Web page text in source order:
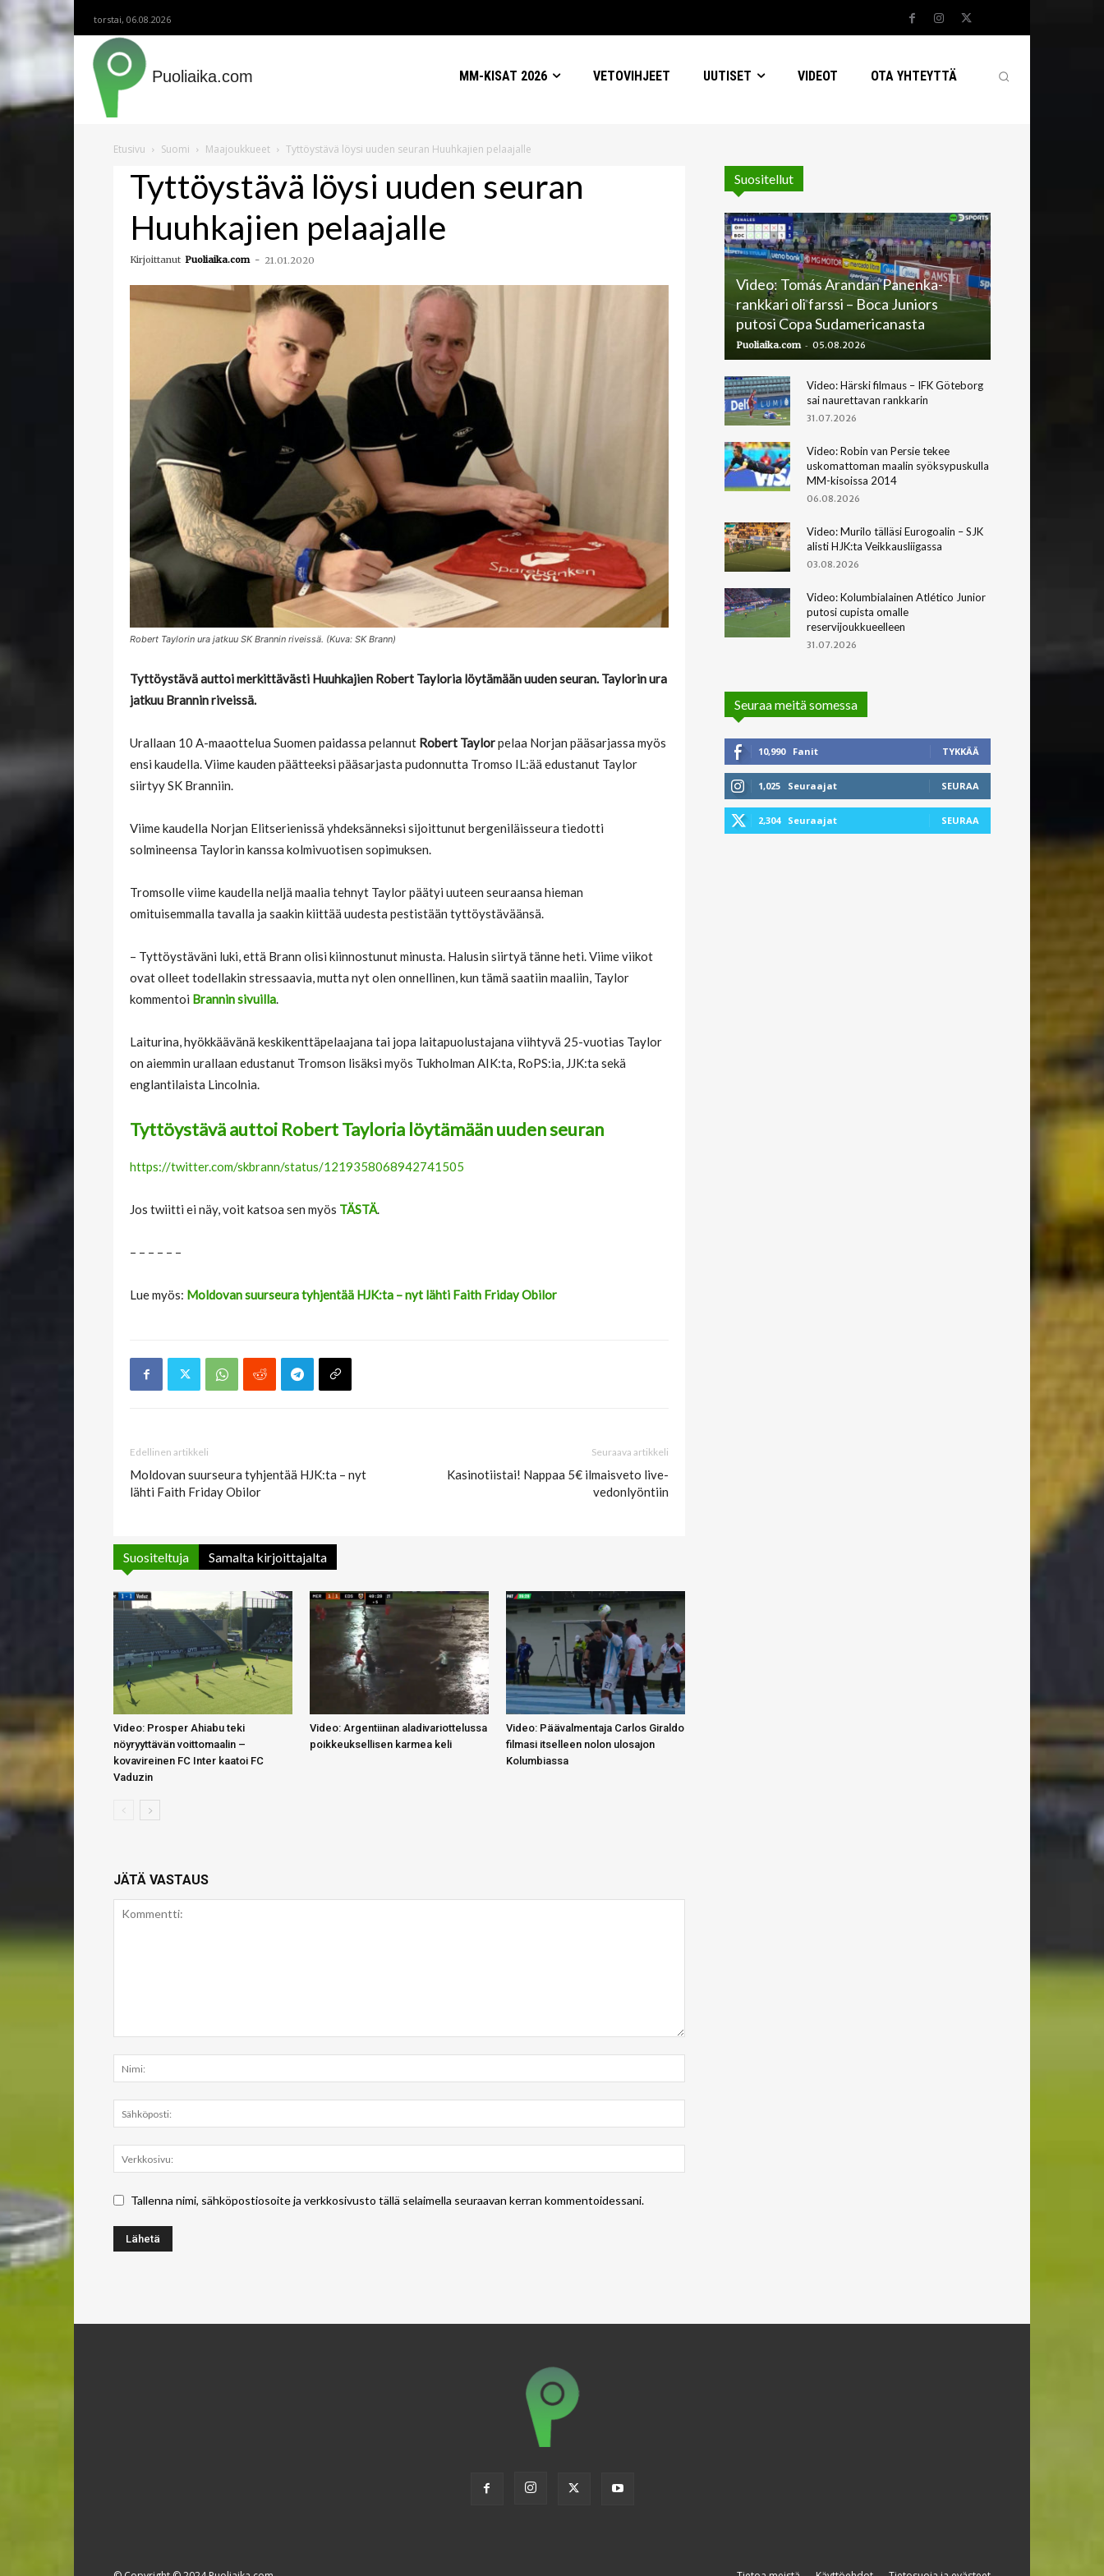
torstai, 06.08.2026
Puoliaika.com MM-KISAT 2026 VETOVIHJEET UUTISET VIDEOT OTA YHTEYTTÄ
Etusivu Suomi Maajoukkueet Tyttöystävä löysi uuden seuran Huuhkajien pelaajalle
Tyttöystävä löysi uuden seuran
Huuhkajien pelaajalle
Kirjoittanut Puoliaika.com - 21.01.2020
Robert Taylorin ura jatkuu SK Brannin riveissä. (Kuva: SK Brann)
Tyttöystävä auttoi merkittävästi Huuhkajien Robert Tayloria löytämään uuden seuran. Taylorin ura
jatkuu Brannin riveissä.
Urallaan 10 A-maaottelua Suomen paidassa pelannut Robert Taylorpelaa Norjan pääsarjassa myös
ensi kaudella. Viime kauden päätteeksi pääsarjasta pudonnutta Tromso IL:ää edustanut Taylor
siirtyy SK Branniin.
Viime kaudella Norjan Elitserienissä yhdeksänneksi sijoittunut bergeniläisseura tiedotti
solmineensa Taylorin kanssa kolmivuotisen sopimuksen.
Tromsolle viime kaudella neljä maalia tehnyt Taylor päätyi uuteen seuraansa hieman
omituisemmalla tavalla ja saakin kiittää uudesta pestistään tyttöystäväänsä.
– Tyttöystäväni luki, että Brann olisi kiinnostunut minusta. Halusin siirtyä tänne heti. Viime viikot
ovat olleet todellakin stressaavia, mutta nyt olen onnellinen, kun tämä saatiin maaliin, Taylor
kommentoi Brannin sivuilla.
Laiturina, hyökkäävänä keskikenttäpelaajana tai jopa laitapuolustajana viihtyvä 25-vuotias Taylor
on aiemmin urallaan edustanut Tromson lisäksi myös Tukholman AIK:ta, RoPS:ia, JJK:ta sekä
englantilaista Lincolnia.
Tyttöystävä auttoi Robert Tayloria löytämään uuden seuran
https://twitter.com/skbrann/status/1219358068942741505
Jos twiitti ei näy, voit katsoa sen myös TÄSTÄ.
– – – – – –
Lue myös: Moldovan suurseura tyhjentää HJK:ta – nyt lähti Faith Friday Obilor
Edellinen artikkeli
Moldovan suurseura tyhjentää HJK:ta – nyt
lähti Faith Friday Obilor
Seuraava artikkeli
Kasinotiistai! Nappaa 5€ ilmaisveto live-
vedonlyöntiin
Suositeltuja Samalta kirjoittajalta
Video: Prosper Ahiabu teki
nöyryyttävän voittomaalin –
kovavireinen FC Inter kaatoi FC
Vaduzin
Video: Argentiinan aladivariottelussa
poikkeuksellisen karmea keli
Video: Päävalmentaja Carlos Giraldo
filmasi itselleen nolon ulosajon
Kolumbiassa
JÄTÄ VASTAUS
Tallenna nimi, sähköpostiosoite ja verkkosivusto tällä selaimella seuraavan kerran kommentoidessani.
Suositellut
Video: Tomás Arandan Panenka-
rankkari oli farssi – Boca Juniors
putosi Copa Sudamericanasta
Puoliaika.com - 05.08.2026
Video: Härski filmaus – IFK Göteborg
sai naurettavan rankkarin
31.07.2026
Video: Robin van Persie tekee
uskomattoman maalin syöksypuskulla
MM-kisoissa 2014
06.08.2026
Video: Murilo tälläsi Eurogoalin – SJK
alisti HJK:ta Veikkausliigassa
03.08.2026
Video: Kolumbialainen Atlético Junior
putosi cupista omalle
reservijoukkueelleen
31.07.2026
Seuraa meitä somessa
10,990 Fanit TYKKÄÄ
1,025 Seuraajat SEURAA
2,304 Seuraajat SEURAA